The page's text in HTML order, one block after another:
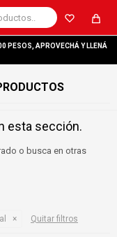
PESOS, APROVECHÁ Y LLENÁ
esta sección.
o busca en otras
Quitar filtros